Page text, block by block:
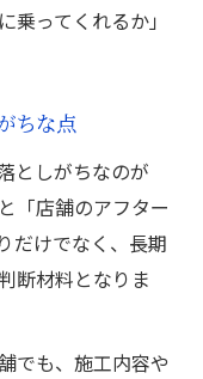
乗ってくれるか」
ちな点
としがちなのが
「店舗のアフター
だけでなく、長期
断材料となりま
でも、施工内容や